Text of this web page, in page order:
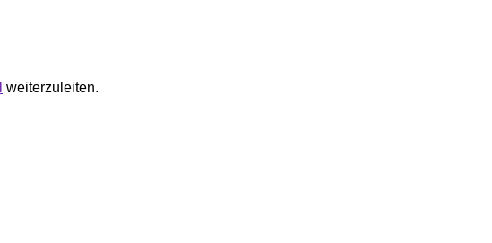
weiterzuleiten.